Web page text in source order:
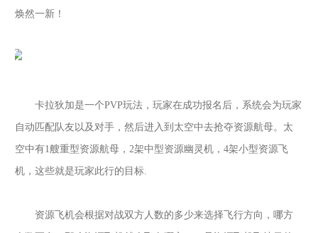
焕然一新！
卡拉狄加是一个PVP玩法，玩家在成功报名后，系统会为玩家
自动匹配队友以及对手，然后进入到太空中去抢夺资源航母。太
空中有1艘重型资源航母，2架中型资源幽灵机，4架小型资源飞
机，这些就是玩家此行的目标.
资源飞机会根据对战双方人数的多少来选择飞行方向，哪方